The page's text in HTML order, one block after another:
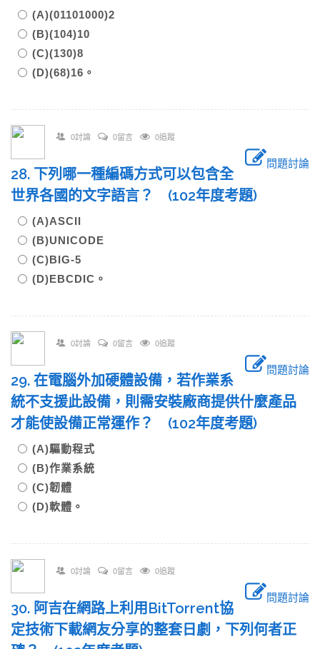
(A)(01101000)2
(B)(104)10
(C)(130)8
(D)(68)16。
0討論 0留言 0追蹤
問題討論
28. 下列哪一種編碼方式可以包含全
世界各國的文字語言？ (102年度考題)
(A)ASCII
(B)UNICODE
(C)BIG-5
(D)EBCDIC。
0討論 0留言 0追蹤
問題討論
29. 在電腦外加硬體設備，若作業系
統不支援此設備，則需安裝廠商提供什麼產品
才能使設備正常運作？ (102年度考題)
(A)驅動程式
(B)作業系統
(C)韌體
(D)軟體。
0討論 0留言 0追蹤
問題討論
30. 阿吉在網路上利用BitTorrent協
定技術下載網友分享的整套日劇，下列何者正